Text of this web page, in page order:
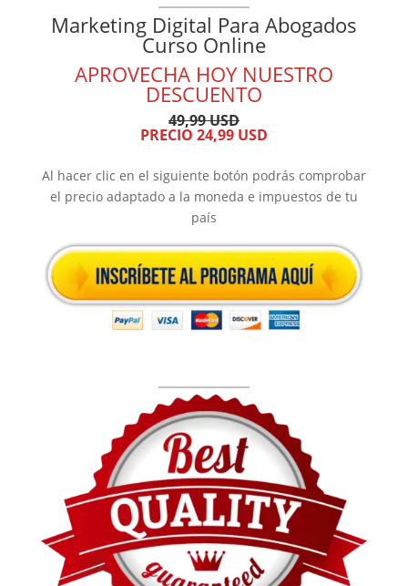
Marketing Digital Para Abogados
Curso Online
APROVECHA HOY NUESTRO
DESCUENTO
49,99 USD
PRECIO 24,99 USD
Al hacer clic en el siguiente botón podrás comprobar
el precio adaptado a la moneda e impuestos de tu
país